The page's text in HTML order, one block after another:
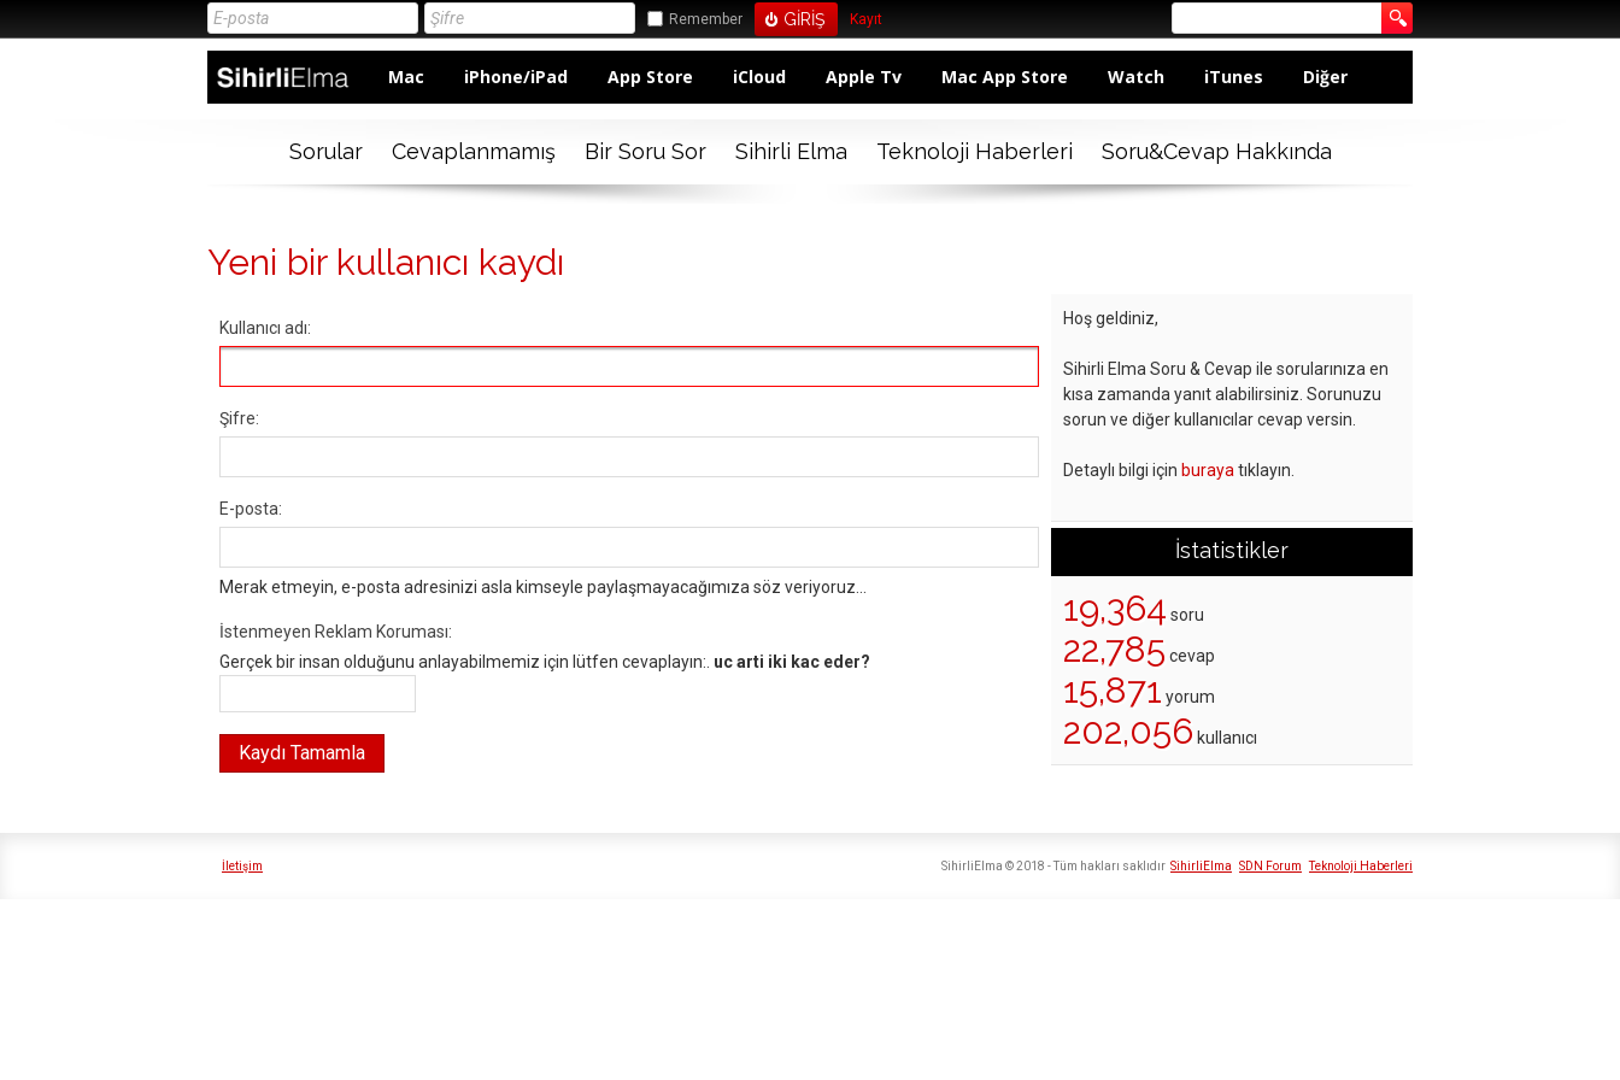
Remember Kayıt
Mac iPhone/iPad App Store iCloud Apple Tv Mac App Store Watch iTunes Diğer
Sorular Cevaplanmamış Bir Soru Sor Sihirli Elma Teknoloji Haberleri Soru&Cevap Hakkında
Yeni bir kullanıcı kaydı
Kullanıcı adı:
Şifre:
E-posta:
Merak etmeyin, e-posta adresinizi asla kimseyle paylaşmayacağımıza söz veriyoruz...
İstenmeyen Reklam Koruması:
Gerçek bir insan olduğunu anlayabilmemiz için lütfen cevaplayın:. uc arti iki kac eder?
Hoş geldiniz,
Sihirli Elma Soru & Cevap ile sorularınıza en
kısa zamanda yanıt alabilirsiniz. Sorunuzu
sorun ve diğer kullanıcılar cevap versin.
Detaylı bilgi için buraya tıklayın.
İstatistikler
19,364 soru
22,785 cevap
15,871 yorum
202,056 kullanıcı
İletişim SihirliElma SDN Forum Teknoloji Haberleri
SihirliElma © 2018 - Tüm hakları saklıdır